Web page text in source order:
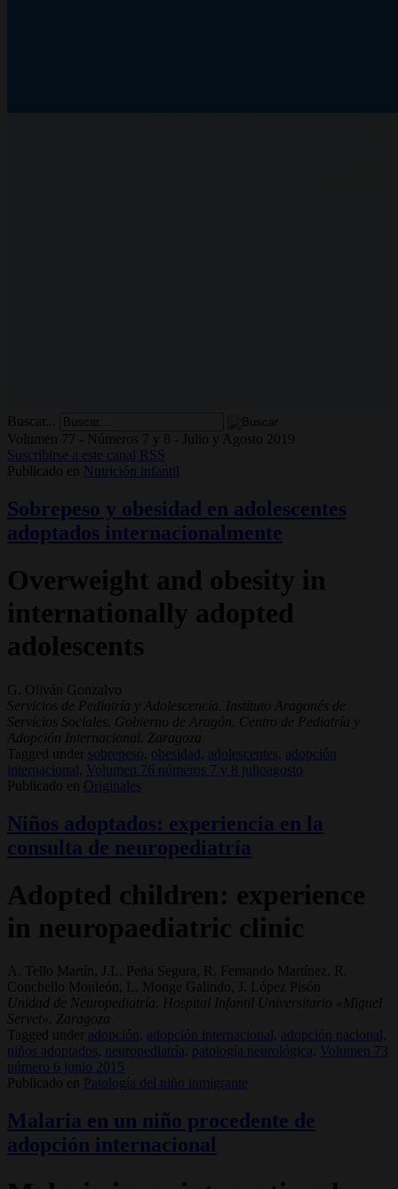
Buscar...
Volumen 77 - Números 7 y 8 - Julio y Agosto 2019
Suscribirse a este canal RSS
Publicado en
Nutrición infantil
Sobrepeso y obesidad en adolescentes
adoptados internacionalmente
Overweight and obesity in
internationally adopted
adolescents
G. Oliván Gonzalvo
Servicios de Pediatría y Adolescencia. Instituto Aragonés de
Servicios Sociales. Gobierno de Aragón. Centro de Pediatría y
Adopción Internacional. Zaragoza
Tagged under
sobrepeso, obesidad, adolescentes, adopción
internacional,
Volumen 76 números 7 y 8 julioagosto
Publicado en
Originales
Niños adoptados: experiencia en la
consulta de neuropediatría
Adopted children: experience
in neuropaediatric clinic
A. Tello Martín, J.L. Peña Segura, R. Fernando Martínez, R.
Conchello Monleón, L. Monge Galindo, J. López Pisón
Unidad de Neuropediatría. Hospital Infantil Universitario «Miguel
Servet». Zaragoza
Tagged under
adopción, adopción internacional, adopción nacional,
niños adoptados,
neuropediatría, patología neurológica, Volumen 73
número 6 junio 2015
Publicado en Patología del niño inmigrante
Malaria en un niño procedente de
adopción internacional